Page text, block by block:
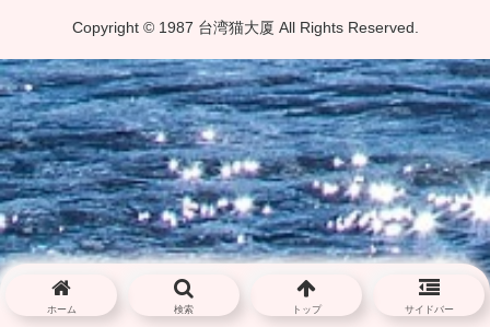
Copyright © 1987 台湾猫大厦 All Rights Reserved.
ホーム 検索 トップ サイドバー